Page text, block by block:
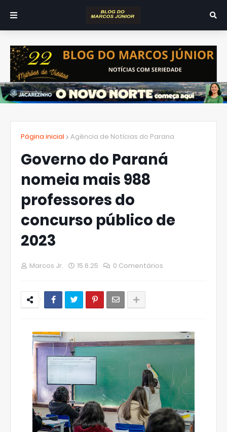
Página inicial Agência de Notícias do Parana
Governo do Paraná
nomeia mais 988
professores do
concurso público de
2023
Marcos Jr. 15.6.25 0 Comentários